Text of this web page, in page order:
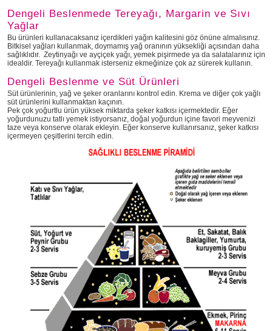
Dengeli Beslenmede Tereyağı, Margarin ve Sıvı
Yağlar
Bu ürünleri kullanacaksanız içerdikleri yağın kalitesini göz önüne almalısınız.
Bitkisel yağları kullanmak, doymamış yağ oranının yüksekliği açısından daha
sağlıklıdır. Zeytinyağı ve ayçiçek yağı, yemek pişirmede ya da salatalarınız için
idealdir. Tereyağı kullanmak isterseniz ekmeğinize çok az sürerek kullanın.
Dengeli Beslenme ve Süt Ürünleri
Süt ürünlerinin, yağ ve şeker oranlarını kontrol edin. Krema ve diğer çok yağlı
süt ürünlerini kullanmaktan kaçının.
Pek çok yoğurtlu ürün yüksek miktarda şeker katkısı içermektedir. Eğer
yoğurdunuzu tatlı yemek istiyorsanız, doğal yoğurdun içine favori meyvenizi
taze veya konserve olarak ekleyin. Eğer konserve kullanırsanız, şeker katkısı
içermeyen çeşitlerini tercih edin.